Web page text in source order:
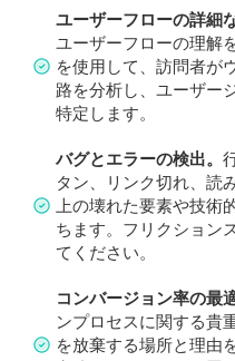
ユーザーフローの詳細
ユーザーフローの理解
を使用して、訪問者が
路を分析し、ユーザー
特定します。
バグとエラーの検出。
タン、リンク切れ、読
上の壊れた要素や技術
ちます。フリクション
てください。
コンバージョン率の最
ンプロセスに関する貴
を放棄する場所と理由